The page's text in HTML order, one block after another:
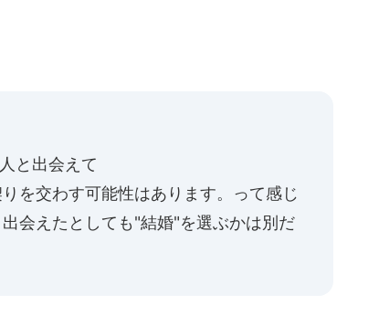
と出会えて
を交わす可能性はあります。って感じ
会えたとしても"結婚"を選ぶかは別だ